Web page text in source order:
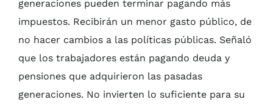
generaciones pueden terminar pagando más
impuestos. Recibirán un menor gasto público, de
no hacer cambios a las políticas públicas. Señaló
que los trabajadores están pagando deuda y
pensiones que adquirieron las pasadas
generaciones. No invierten lo suficiente para su